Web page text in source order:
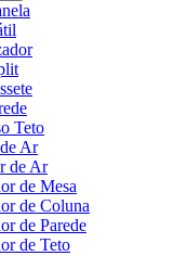
Teto
Ar
de Ar
de Mesa
de Coluna
de Parede
de Teto